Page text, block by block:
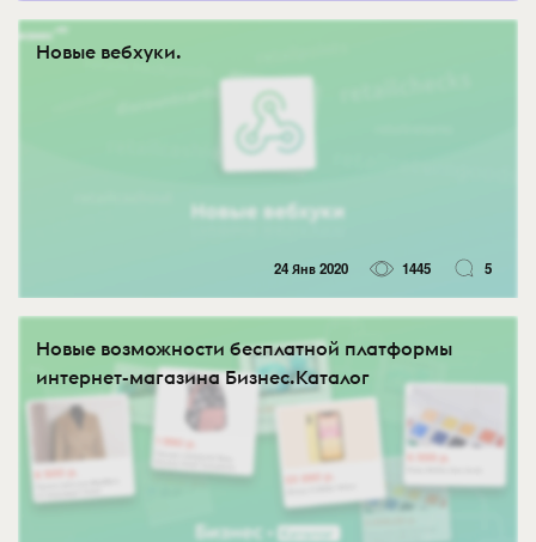
Новые вебхуки.
24 Янв 2020 1445 5
Новые возможности бесплатной платформы
интернет-магазина Бизнес.Каталог